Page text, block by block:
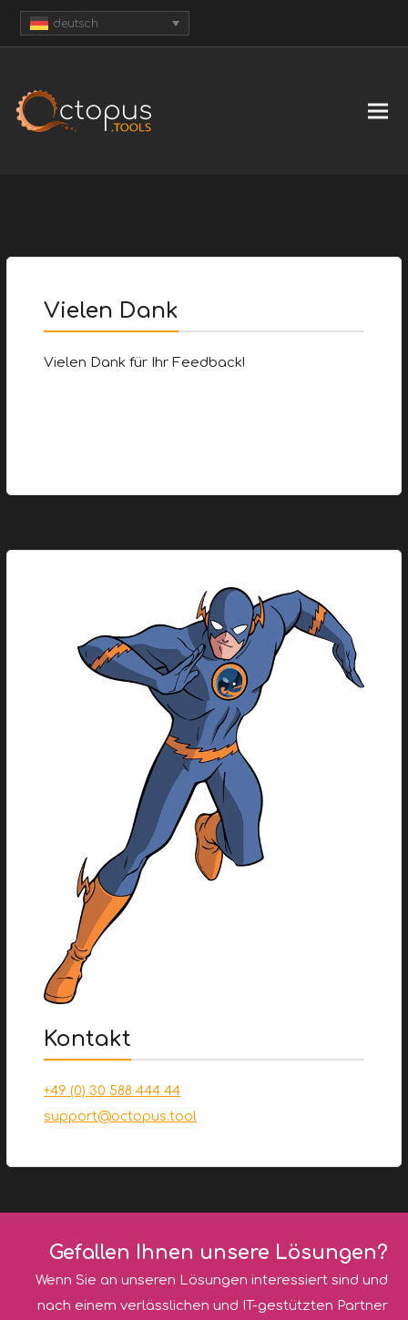
deutsch
Vielen Dank
Vielen Dank für Ihr Feedback!
Kontakt
+49 (0) 30 588 444 44
support@octopus.tool
Gefallen Ihnen unsere Lösungen?
Wenn Sie an unseren Lösungen interessiert sind und
nach einem verlässlichen und IT-gestützten Partner